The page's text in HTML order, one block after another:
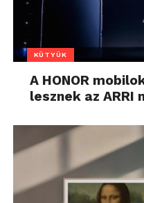
KÜTYÜK
A HONOR
lesznek az ARRI